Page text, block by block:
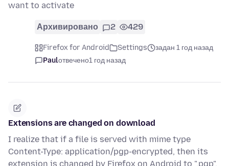
want to activate
Архивировано 2 429
Firefox for Android Settings
задан 1 год назад
Paulотвечено1 год назад
Extensions are changed on download
I realize that if a file is served with mime type
Content-Type: application/pgp-encrypted, then its
extension is changed by Firefox on Android to ".pgp".